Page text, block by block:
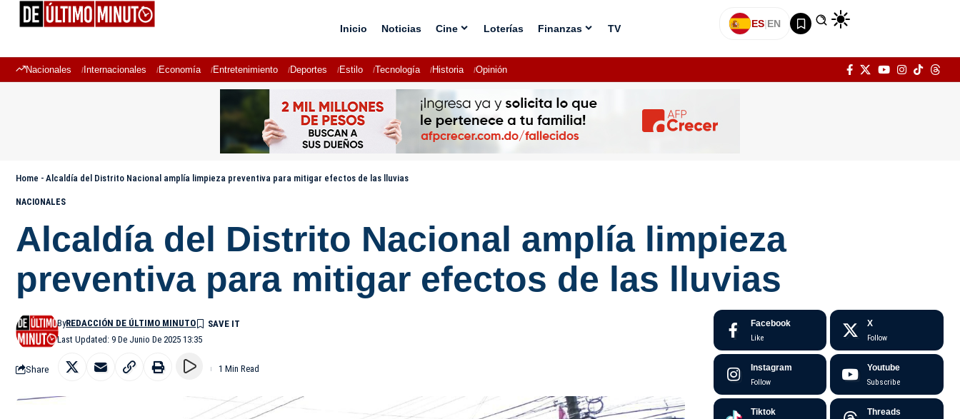
Inicio Noticias Cine Loterías Finanzas TV ES|EN
Nacionales Internacionales Economía Entretenimiento Deportes Estilo Tecnología Historia Opinión
Home - Alcaldía del Distrito Nacional amplía limpieza preventiva para mitigar efectos de las lluvias
NACIONALES
Alcaldía del Distrito Nacional amplía limpieza
preventiva para mitigar efectos de las lluvias
Last Updated: 9 De Junio De 2025 13:35
ByREDACCIÓN DE ÚLTIMO MINUTO
Share 1 Min Read
Facebook
Like
X
Follow
Instagram
Follow
Youtube
Subscribe
Tiktok Threads